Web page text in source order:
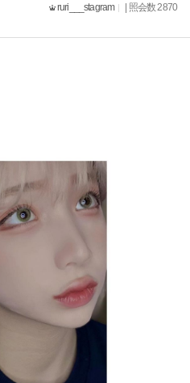
ruri___stagram
| 照会数 2870